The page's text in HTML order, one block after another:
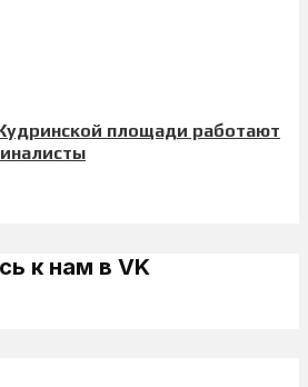
площади работают
к нам в VK